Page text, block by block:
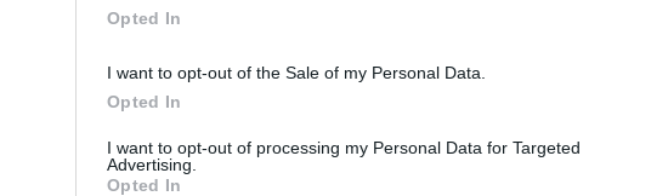
Opted In
I want to opt-out of the Sale of my Personal Data.
Opted In
I want to opt-out of processing my Personal Data for Targeted
Advertising.
Opted In